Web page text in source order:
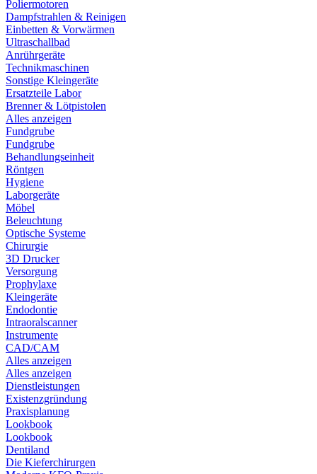
Poliermotoren
Dampfstrahlen & Reinigen
Einbetten & Vorwärmen
Ultraschallbad
Anrührgeräte
Technikmaschinen
Sonstige Kleingeräte
Ersatzteile Labor
Brenner & Lötpistolen
Alles anzeigen
Fundgrube
Fundgrube
Behandlungseinheit
Röntgen
Hygiene
Laborgeräte
Möbel
Beleuchtung
Optische Systeme
Chirurgie
3D Drucker
Versorgung
Prophylaxe
Kleingeräte
Endodontie
Intraoralscanner
Instrumente
CAD/CAM
Alles anzeigen
Alles anzeigen
Dienstleistungen
Existenzgründung
Praxisplanung
Lookbook
Lookbook
Dentiland
Die Kieferchirurgen